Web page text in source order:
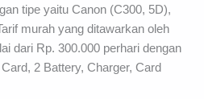
tipe yaitu Canon (C300, 5D),
murah yang ditawarkan oleh
dari Rp. 300.000 perhari dengan
2 Battery, Charger, Card